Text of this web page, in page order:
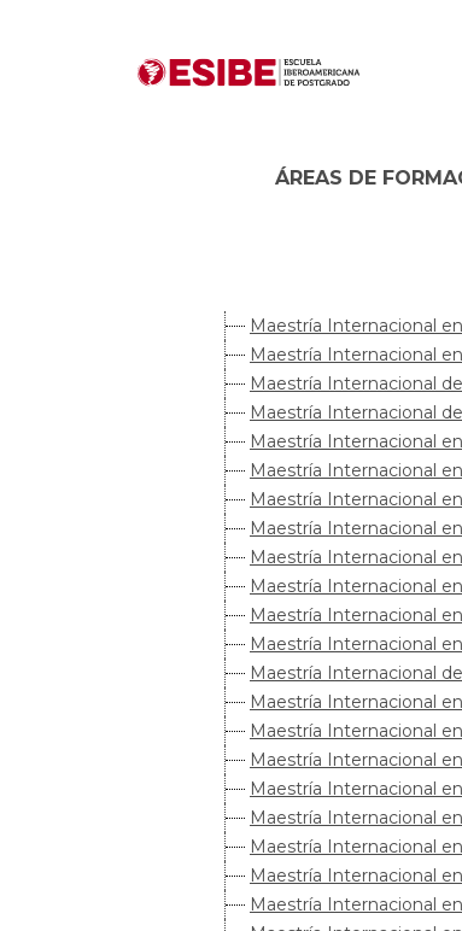
ÁREAS DE
Maestría Internacional
Maestría Internacional
Maestría Internacional
Maestría Internacional
Maestría Internacional
Maestría Internacional
Maestría Internacional
Maestría Internacional
Maestría Internacional
Maestría Internacional
Maestría Internacional
Maestría Internacional
Maestría Internacional
Maestría Internacional
Maestría Internacional
Maestría Internacional
Maestría Internacional
Maestría Internacional
Maestría Internacional
Maestría Internacional
Maestría Internacional